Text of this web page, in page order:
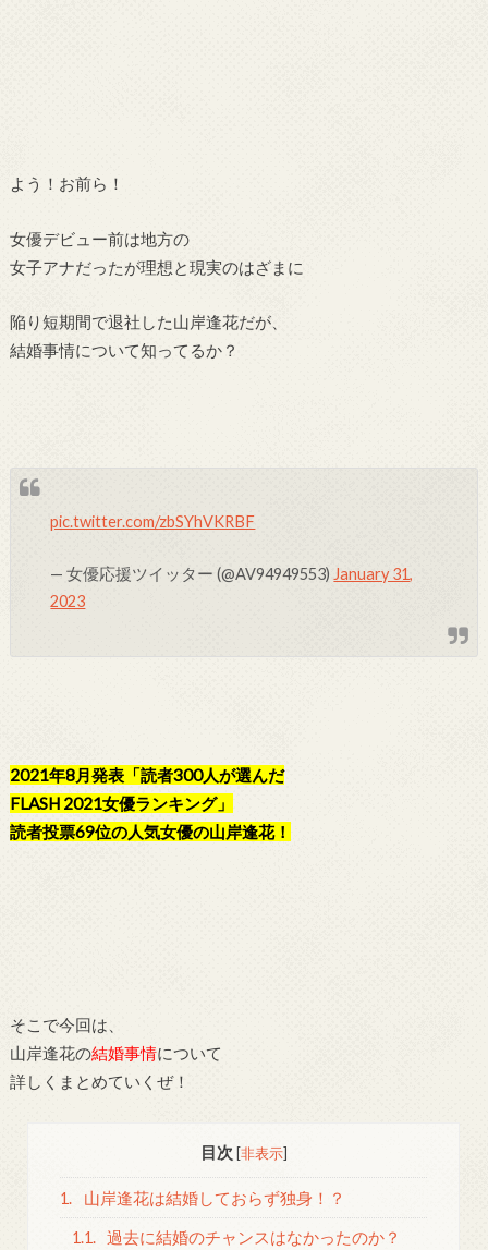
よう！お前ら！
女優デビュー前は地方の
女子アナだったが理想と現実のはざまに
陥り短期間で退社した山岸逢花だが、
結婚事情について知ってるか？
pic.twitter.com/zbSYhVKRBF
— 女優応援ツイッター (@AV94949553) January 31,
2023
2021年8月発表「読者300人が選んだ
FLASH 2021女優ランキング」
読者投票69位の人気女優の山岸逢花！
そこで今回は、
山岸逢花の結婚事情について
詳しくまとめていくぜ！
目次 [非表示]
1. 山岸逢花は結婚しておらず独身！？
1.1. 過去に結婚のチャンスはなかったのか？